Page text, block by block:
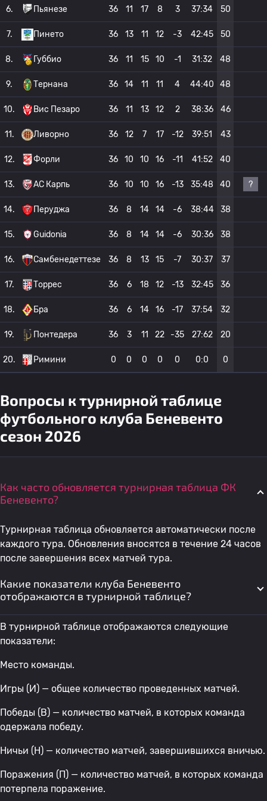
6. Пьянезе 36 11 17 8 3 37:34 50
7. Пинето 36 13 11 12 -3 42:45 50
8. Губбио 36 11 15 10 -1 31:32 48
9. Тернана 36 14 11 11 4 44:40 48
10. Вис Пезаро 36 11 13 12 2 38:36 46
11. Ливорно 36 12 7 17 -12 39:51 43
12. Форли 36 10 10 16 -11 41:52 40
13. АС Карпь 36 10 10 16 -13 35:48 40 ?
14. Перуджа 36 8 14 14 -6 38:44 38
15. Guidonia 36 8 14 14 -6 30:36 38
16. Самбенедеттезе 36 8 13 15 -7 30:37 37
17. Торрес 36 6 18 12 -13 32:45 36
18. Бра 36 6 14 16 -17 37:54 32
19. Понтедера 36 3 11 22 -35 27:62 20
20. Римини 0 0 0 0 0 0:0 0
Вопросы к турнирной таблице
футбольного клуба Беневенто
сезон 2026
Как часто обновляется турнирная таблица ФК
Беневенто?
Турнирная таблица обновляется автоматически после
каждого тура. Обновления вносятся в течение 24 часов
после завершения всех матчей тура.
Какие показатели клуба Беневенто
отображаются в турнирной таблице?
В турнирной таблице отображаются следующие
показатели:
Место команды.
Игры (И) — общее количество проведенных матчей.
Победы (В) — количество матчей, в которых команда
одержала победу.
Ничьи (Н) — количество матчей, завершившихся вничью.
Поражения (П) — количество матчей, в которых команда
потерпела поражение.